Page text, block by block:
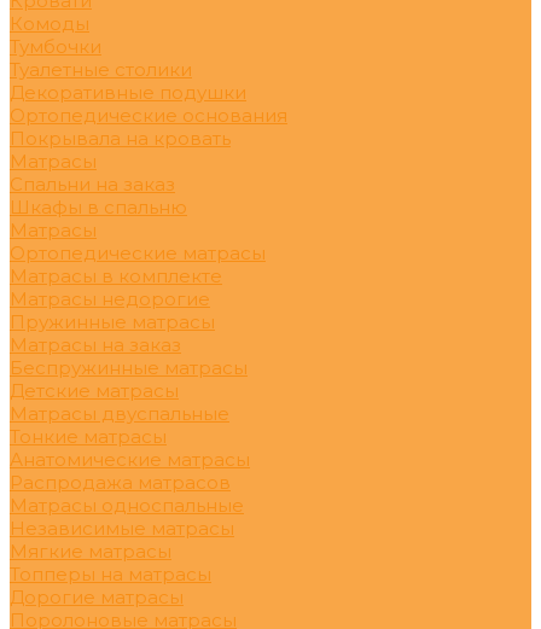
Комоды
Тумбочки
Туалетные столики
Декоративные подушки
Ортопедические основания
Покрывала на кровать
Матрасы
Спальни на заказ
Шкафы в спальню
Матрасы
Ортопедические матрасы
Матрасы в комплекте
Матрасы недорогие
Пружинные матрасы
Матрасы на заказ
Беспружинные матрасы
Детские матрасы
Матрасы двуспальные
Тонкие матрасы
Анатомические матрасы
Распродажа матрасов
Матрасы односпальные
Независимые матрасы
Мягкие матрасы
Топперы на матрасы
Дорогие матрасы
Поролоновые матрасы